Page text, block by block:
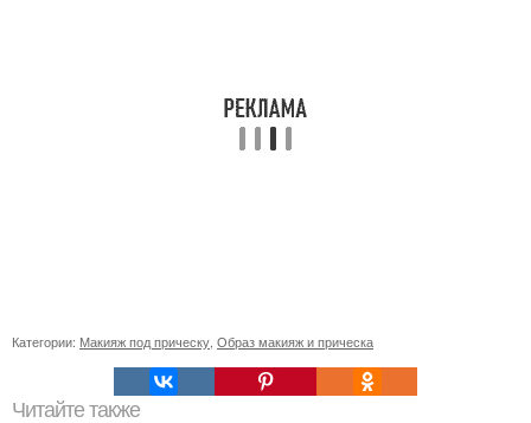
Категории: Макияж под прическу Образ макияж и прическа
Читайте также